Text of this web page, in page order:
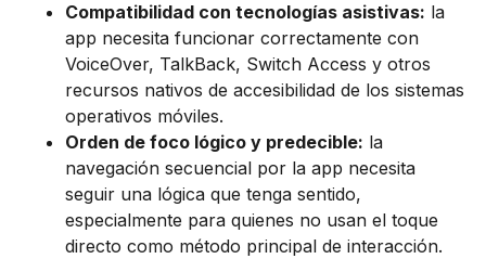
Compatibilidad con tecnologías asistivas: la
app necesita funcionar correctamente con
VoiceOver, TalkBack, Switch Access y otros
recursos nativos de accesibilidad de los sistemas
operativos móviles.
Orden de foco lógico y predecible: la
navegación secuencial por la app necesita
seguir una lógica que tenga sentido,
especialmente para quienes no usan el toque
directo como método principal de interacción.